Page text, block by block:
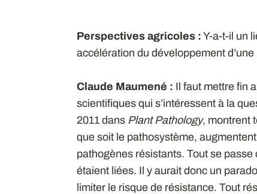
Perspectives agricoles : Y-a-t-il un
accélération du développement
Claude Maumené : Il faut mettre fin
scientifiques qui s’intéressent à la
2011 dans Plant Pathology, montrent
que soit le pathosystème,
pathogènes résistants. Tout se passe
étaient liées. Il y aurait donc un
limiter le risque de résistance. Tout